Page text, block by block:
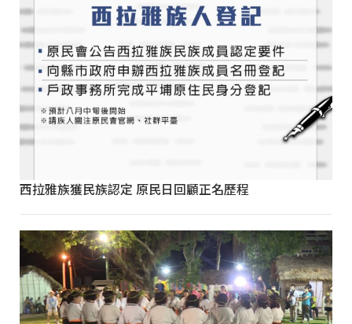
西拉雅族獲民族認定 原民日回顧正名歷程